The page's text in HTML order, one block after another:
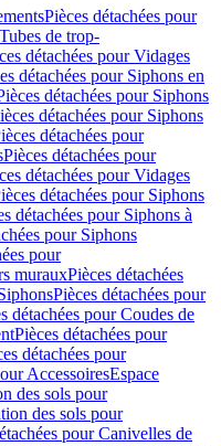
Pièces détachées pour
Tubes de trop-
détachées pour Vidages
détachées pour Siphons en
détachées pour Siphons
détachées pour Siphons
détachées pour
Pièces détachées pour
détachées pour Vidages
détachées pour Siphons
détachées pour Siphons à
pour Siphons
pour
murauxPièces détachées
Pièces détachées pour
détachées pour Coudes de
Pièces détachées pour
détachées pour
AccessoiresEspace
des sols pour
des sols pour
pour Canivelles de